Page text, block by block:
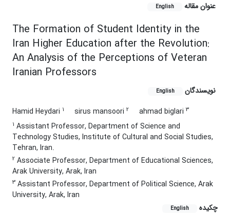
عنوان مقاله English
The Formation of Student Identity in the
Iran Higher Education after the Revolution:
An Analysis of the Perceptions of Veteran
Iranian Professors
نویسندگان English
Hamid Heydari 1 sirus mansoori 2 ahmad biglari 3
1 Assistant Professor, Department of Science and
Technology Studies, Institute of Cultural and Social Studies,
Tehran, Iran.
2 Associate Professor, Department of Educational Sciences,
Arak University, Arak, Iran
3 Assistant Professor, Department of Political Science, Arak
University, Arak, Iran
چکیده
English